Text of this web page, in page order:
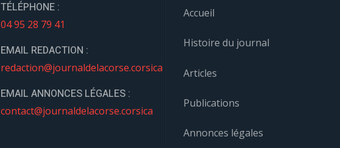
TÉLÉPHONE :
04 95 28 79 41
EMAIL REDACTION :
redaction@journaldelacorse.corsica
EMAIL ANNONCES LÉGALES :
contact@journaldelacorse.corsica
Accueil
Histoire du journal
Articles
Publications
Annonces légales